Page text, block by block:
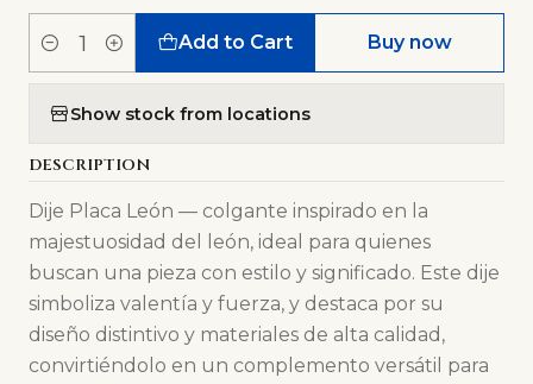
Quantity
Add to Cart Buy now
Show stock from locations
DESCRIPTION
Dije Placa León — colgante inspirado en la
majestuosidad del león, ideal para quienes
buscan una pieza con estilo y significado. Este dije
simboliza valentía y fuerza, y destaca por su
diseño distintivo y materiales de alta calidad,
convirtiéndolo en un complemento versátil para